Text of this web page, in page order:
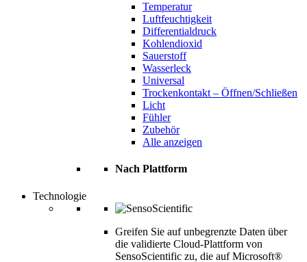
Temperatur
Luftfeuchtigkeit
Differentialdruck
Kohlendioxid
Sauerstoff
Wasserleck
Universal
Trockenkontakt – Öffnen/Schließen
Licht
Fühler
Zubehör
Alle anzeigen
Nach Plattform
Technologie
Greifen Sie auf unbegrenzte Daten über
die validierte Cloud-Plattform von
SensoScientific zu, die auf Microsoft®